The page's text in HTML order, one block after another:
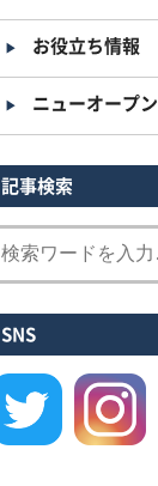
お役立ち情報
ニューオープン
記事検索
SNS